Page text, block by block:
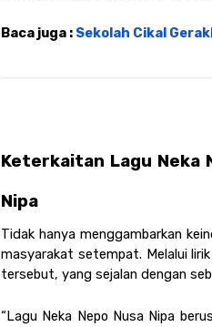
Baca juga : Sekolah Cikal
Keterkaitan Lagu Neka
Nipa
Tidak hanya menggambarkan
masyarakat setempat. Melalui
tersebut, yang sejalan dengan
“Lagu Neka Nepo Nusa Nipa